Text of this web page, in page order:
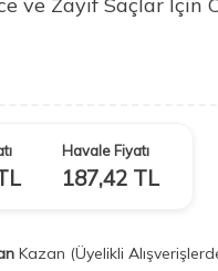
Havale Fiyatı
187,42 TL
Kazan (Üyelikli